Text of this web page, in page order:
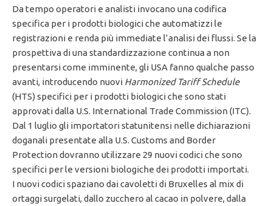
Da tempo operatori e analisti invocano una codifica
specifica per i prodotti biologici che automatizzi le
registrazioni e renda più immediate l’analisi dei flussi. Se la
prospettiva di una standardizzazione continua a non
presentarsi come imminente, gli USA fanno qualche passo
avanti, introducendo nuovi Harmonized Tariff Schedule
(HTS) specifici per i prodotti biologici che sono stati
approvati dalla U.S. International Trade Commission (ITC).
Dal 1 luglio gli importatori statunitensi nelle dichiarazioni
doganali presentate alla U.S. Customs and Border
Protection dovranno utilizzare 29 nuovi codici che sono
specifici per le versioni biologiche dei prodotti importati.
I nuovi codici spaziano dai cavoletti di Bruxelles al mix di
ortaggi surgelati, dallo zucchero al cacao in polvere, dalla